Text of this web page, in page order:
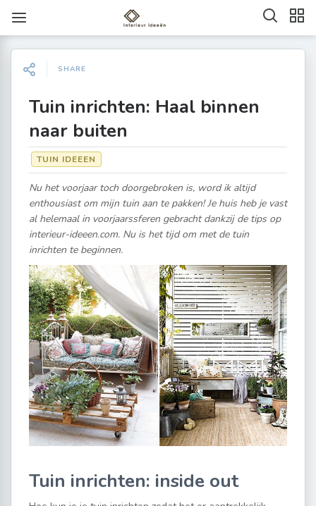
SHARE
Tuin inrichten: Haal binnen
naar buiten
TUIN IDEEEN
Nu het voorjaar toch doorgebroken is, word ik altijd
enthousiast om mijn tuin aan te pakken! Je huis heb je vast
al helemaal in voorjaarssferen gebracht dankzij de tips op
interieur-ideeen.com. Nu is het tijd om met de tuin
inrichten te beginnen.
Tuin inrichten: inside out